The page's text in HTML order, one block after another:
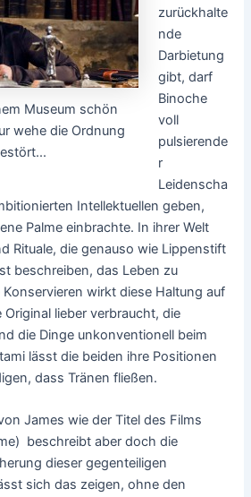
Museum schön
wehe die Ordnung
zurückhalte
nde
Darbietung
gibt, darf
Binoche
voll
pulsierende
r
Leidenscha
Intellektuellen geben,
Palme einbrachte. In ihrer Welt
Rituale, die genauso wie Lippenstift
beschreiben, das Leben zu
wirkt diese Haltung auf
lieber verbraucht, die
die Dinge unkonventionell beim
lässt die beiden ihre Positionen
dass Tränen fließen.
James wie der Titel des Films
beschreibt aber doch die
dieser gegenteiligen
sich das zeigen, ohne den